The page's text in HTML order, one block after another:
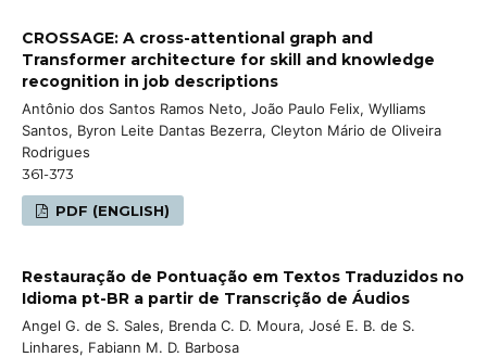
CROSSAGE: A cross-attentional graph and
Transformer architecture for skill and knowledge
recognition in job descriptions
Antônio dos Santos Ramos Neto, João Paulo Felix, Wylliams
Santos, Byron Leite Dantas Bezerra, Cleyton Mário de Oliveira
Rodrigues
361-373
PDF (ENGLISH)
Restauração de Pontuação em Textos Traduzidos no
Idioma pt-BR a partir de Transcrição de Áudios
Angel G. de S. Sales, Brenda C. D. Moura, José E. B. de S.
Linhares, Fabiann M. D. Barbosa